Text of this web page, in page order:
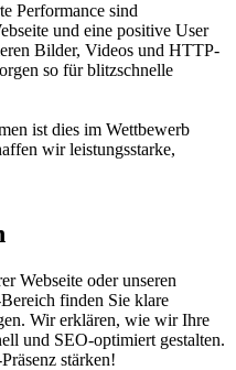
Performance sind
und eine positive User
Bilder, Videos und HTTP-
so für blitzschnelle
ist dies im Wettbewerb
wir leistungsstarke,
Webseite oder unseren
finden Sie klare
Wir erklären, wie wir Ihre
und SEO-optimiert gestalten.
stärken!